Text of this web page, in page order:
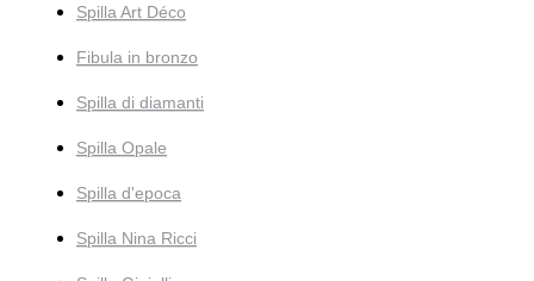
Spilla Art Déco
Fibula in bronzo
Spilla di diamanti
Spilla Opale
Spilla d'epoca
Spilla Nina Ricci